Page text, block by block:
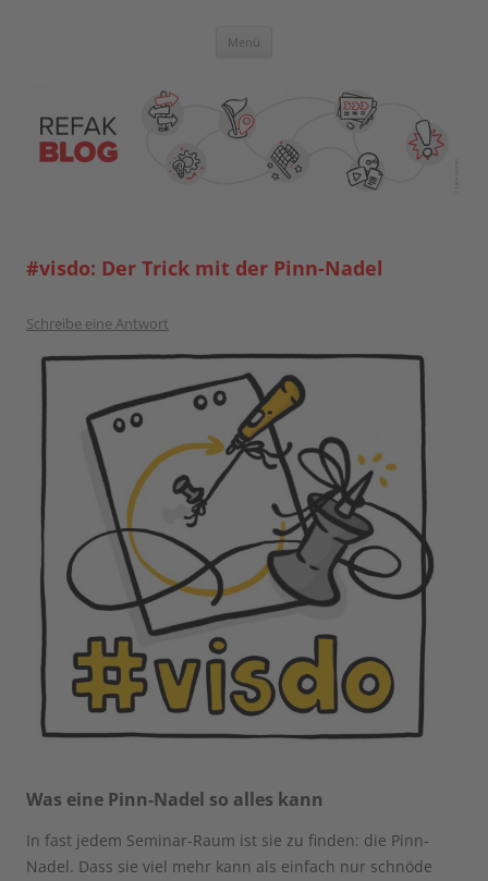
Blog der Referent:innen Akademie
Menü
#visdo: Der Trick mit der Pinn-Nadel
Schreibe eine Antwort
Was eine Pinn-Nadel so alles kann
In fast jedem Seminar-Raum ist sie zu finden: die Pinn-
Nadel. Dass sie viel mehr kann als einfach nur schnöde